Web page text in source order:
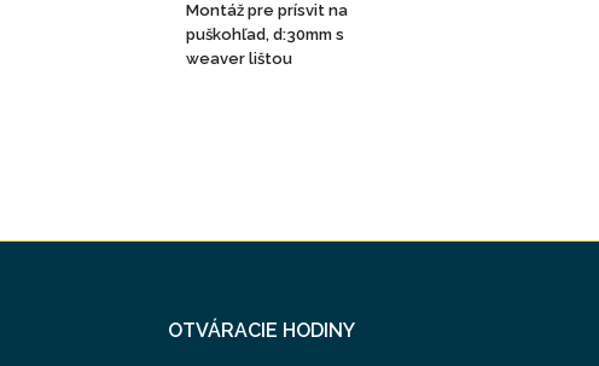
Montáž pre prísvit na
puškohľad, d:30mm s
weaver lištou
OTVÁRACIE HODINY